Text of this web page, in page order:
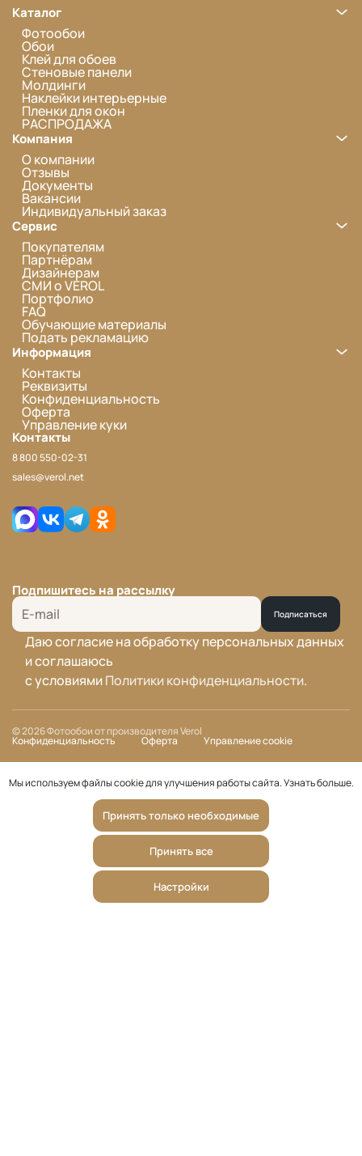
Каталог
Фотообои
Обои
Клей для обоев
Стеновые панели
Молдинги
Наклейки интерьерные
Пленки для окон
РАСПРОДАЖА
Компания
О компании
Отзывы
Документы
Вакансии
Индивидуальный заказ
Сервис
Покупателям
Партнёрам
Дизайнерам
СМИ о VEROL
Портфолио
FAQ
Обучающие материалы
Подать рекламацию
Информация
Контакты
Реквизиты
Конфиденциальность
Оферта
Управление куки
Контакты
8 800 550-02-31
sales@verol.net
Подпишитесь на рассылку
Подписаться
Даю согласие на обработку персональных данных
и соглашаюсь
с условиямиПолитики конфиденциальности.
© 2026 Фотообои от производителя Verol
Конфиденциальность Оферта Управление cookie
Мы используем файлы cookie для улучшения работы сайта.Узнать больше.
Принять только необходимые
Принять все
Настройки